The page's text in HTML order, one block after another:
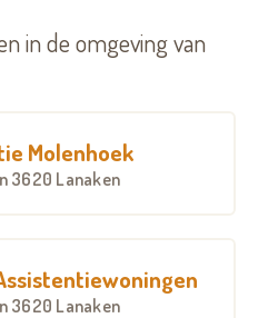
in de omgeving van
Molenhoek
3620 Lanaken
3620 Lanaken